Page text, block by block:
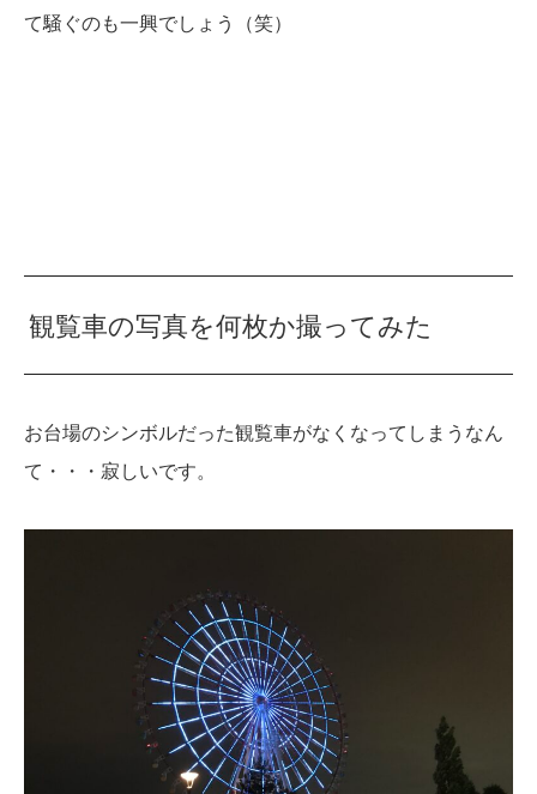
て騒ぐのも一興でしょう（笑）
観覧車の写真を何枚か撮ってみた
お台場のシンボルだった観覧車がなくなってしまうなん
て・・・寂しいです。